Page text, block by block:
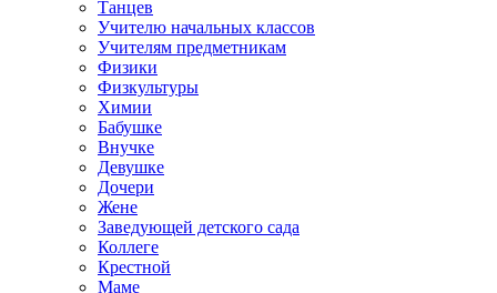
Танцев
Учителю начальных классов
Учителям предметникам
Физики
Физкультуры
Химии
Бабушке
Внучке
Девушке
Дочери
Жене
Заведующей детского сада
Коллеге
Крестной
Маме